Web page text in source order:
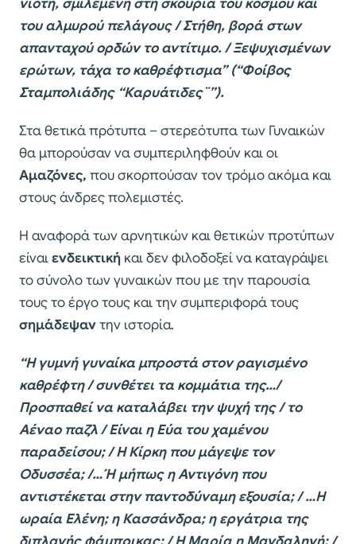
του αλμυρού πελάγους / Στήθη, βορά στων
απανταχού ορδών το αντίτιμο. / Ξεψυχισμένων
ερώτων, τάχα το καθρέφτισμα” (“Φοίβος
Σταμπολιάδης “Καρυάτιδες¨”).
Στα θετικά πρότυπα – στερεότυπα των Γυναικών
θα μπορούσαν να συμπεριληφθούν και οι
Αμαζόνες, που σκορπούσαν τον τρόμο ακόμα και
στους άνδρες πολεμιστές.
Η αναφορά των αρνητικών και θετικών προτύπων
είναιενδεικτική και δεν φιλοδοξεί να καταγράψει
το σύνολο των γυναικών που με την παρουσία
τους το έργο τους και την συμπεριφορά τους
σημάδεψαντην ιστορία.
“Η γυμνή γυναίκα μπροστά στον ραγισμένο
καθρέφτη / συνθέτει τα κομμάτια της…/
Προσπαθεί να καταλάβει την ψυχή της / το
Αέναο παζλ / Είναι η Εύα του χαμένου
παραδείσου; / Η Κίρκη που μάγεψε τον
Οδυσσέα; /…Ή μήπως η Αντιγόνη που
αντιστέκεται στην παντοδύναμη εξουσία; / …H
ωραία Ελένη; η Κασσάνδρα; η εργάτρια της